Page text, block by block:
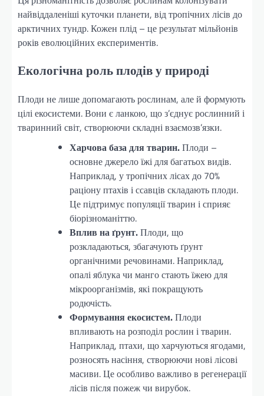
найвіддаленіші куточки планети, від тропічних лісів до
арктичних тундр. Кожен плід – це результат мільйонів
років еволюційних експериментів.
Екологічна роль плодів у природі
Плоди не лише допомагають рослинам, але й формують
цілі екосистеми. Вони є ланкою, що з’єднує рослинний і
тваринний світ, створюючи складні взаємозв’язки.
Харчова база для тварин.Плоди –
основне джерело їжі для багатьох видів.
Наприклад, у тропічних лісах до 70%
раціону птахів і ссавців складають плоди.
Це підтримує популяції тварин і сприяє
біорізноманіттю.
Вплив на ґрунт.Плоди, що
розкладаються, збагачують ґрунт
органічними речовинами. Наприклад,
опалі яблука чи манго стають їжею для
мікроорганізмів, які покращують
родючість.
Формування екосистем.Плоди
впливають на розподіл рослин і тварин.
Наприклад, птахи, що харчуються ягодами,
розносять насіння, створюючи нові лісові
масиви. Це особливо важливо в регенерації
лісів після пожеж чи вирубок.